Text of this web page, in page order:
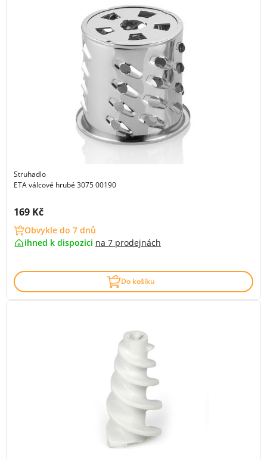
Struhadlo
ETA válcové hrubé 3075 00190
Cena s DPH:
169 Kč
Obvykle do 7 dnů
ihned k dispozici na 7 prodejnách
Do košíku